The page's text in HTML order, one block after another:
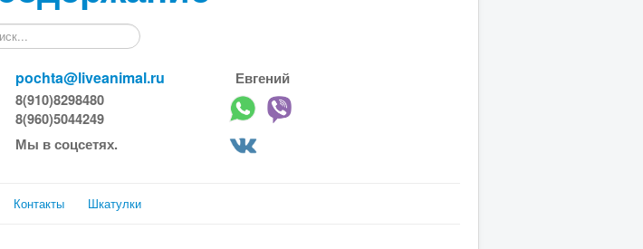
pochta@liveanimal.ru
Евгений
8(910)8298480
8(960)5044249
Мы в соцсетях.
Контакты Шкатулки